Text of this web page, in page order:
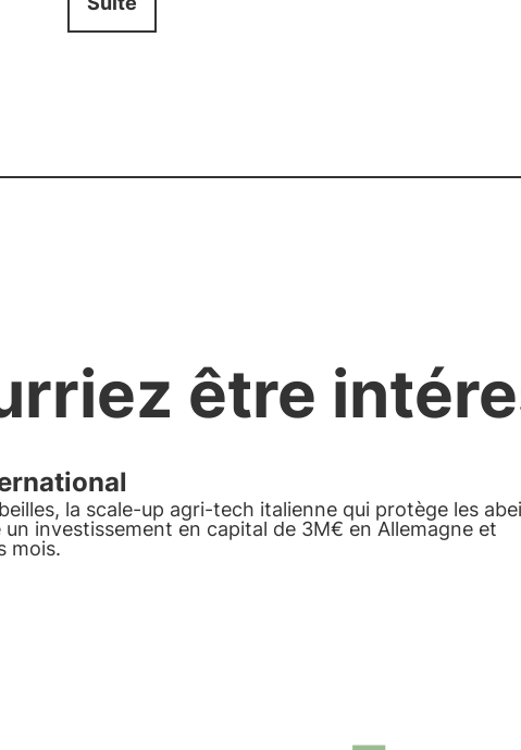
être
la scale-up agri-tech italienne qui protège les
investissement en capital de 3M€ en Allemagne et
mois.